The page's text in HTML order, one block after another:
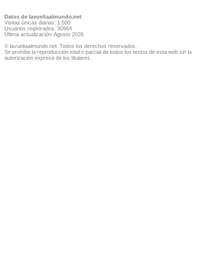
Datos de lavueltaalmundo.net
Visitas únicas diarias: 1.500
Usuarios registrados: 30964
Última actualización: Agosto 2026
© lavueltaalmundo.net. Todos los derechos reservados.
Se prohíbe la reproducción total o parcial de todos los textos de esta web sin la
autorización expresa de los titulares.